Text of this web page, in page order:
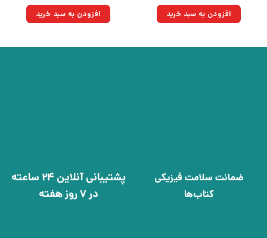
۴۵۵,۰۰۰تومان
بود.
۳۲۵,۳۲۵تومان. افزودن به سبد خرید ۴۲۰,۰۰۰تومان
بود.
۳۰۰,۳۰۰تومان.افزودن به سبد خرید
ضمانت سلامت فیزیکی
کتاب‌ها
پشتیبانی آنلاین 24 ساعته
در 7 روز هفته